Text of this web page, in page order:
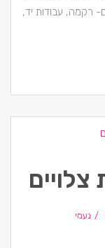
רקמה, עבודות יד,
צלויים
נעמי